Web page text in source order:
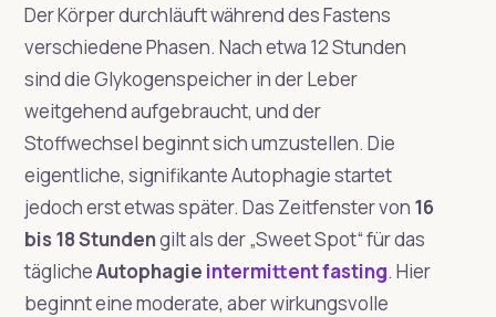
Der Körper durchläuft während des Fastens
verschiedene Phasen. Nach etwa 12 Stunden
sind die Glykogenspeicher in der Leber
weitgehend aufgebraucht, und der
Stoffwechsel beginnt sich umzustellen. Die
eigentliche, signifikante Autophagie startet
jedoch erst etwas später. Das Zeitfenster von 16
bis 18 Stundengilt als der „Sweet Spot“ für das
täglicheAutophagie intermittent fasting. Hier
beginnt eine moderate, aber wirkungsvolle